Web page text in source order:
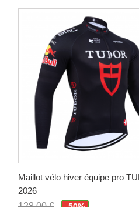
Maillot vélo hiver équipe pro
2026
128,00 €
-50%